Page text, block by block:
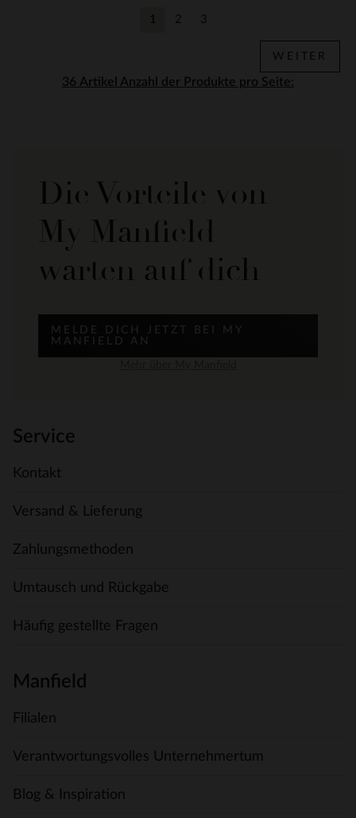
Anzahl der Produkte pro Seite:
1 2 3
WEITER
Die Vorteile von
My Manfield
warten auf dich
MELDE DICH JETZT BEI MY
MANFIELD AN
Service
Kontakt
Versand & Lieferung
Zahlungsmethoden
Umtausch und Rückgabe
Häufig gestellte Fragen
Manfield
Filialen
Verantwortungsvolles Unternehmertum
Blog & Inspiration